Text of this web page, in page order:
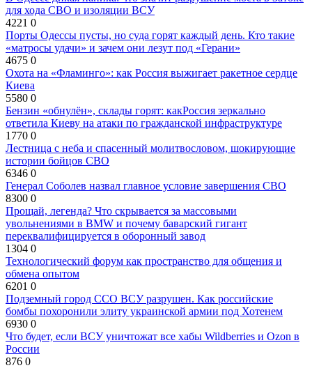
для хода СВО и изоляции ВСУ
4221 0
Порты Одессы пусты, но суда горят каждый день. Кто такие
«матросы удачи» и зачем они лезут под «Герани»
4675 0
Охота на «Фламинго»: как Россия выжигает ракетное сердце
Киева
5580 0
Бензин «обнулён», склады горят: какРоссия зеркально
ответила Киеву на атаки по гражданской инфраструктуре
1770 0
Лестница с неба и спасенный молитвословом, шокирующие
истории бойцов СВО
6346 0
Генерал Соболев назвал главное условие завершения СВО
8300 0
Прощай, легенда? Что скрывается за массовыми
увольнениями в BMW и почему баварский гигант
переквалифицируется в оборонный завод
1304 0
Технологический форум как пространство для общения и
обмена опытом
6201 0
Подземный город ССО ВСУ разрушен. Как российские
бомбы похоронили элиту украинской армии под Хотенем
6930 0
Что будет, если ВСУ уничтожат все хабы Wildberries и Ozon в
России
876 0